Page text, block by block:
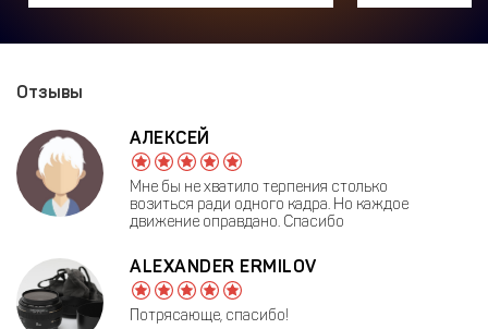
Отзывы
АЛЕКСЕЙ
Мне бы не хватило терпения столько
возиться ради одного кадра. Но каждое
движение оправдано. Спасибо
ALEXANDER ERMILOV
Потрясающе, спасибо!